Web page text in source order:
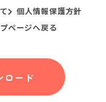
個人情報保護方針
ページへ戻る
ロード